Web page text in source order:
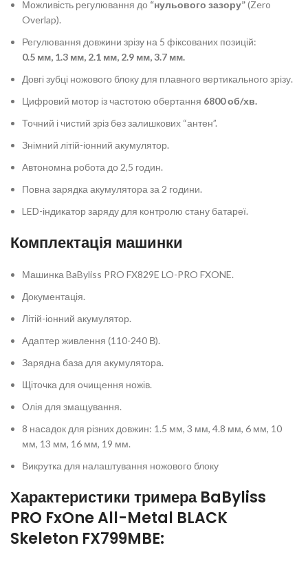
Можливість регулювання до “нульового зазору”(Zero
Overlap).
Регулювання довжини зрізу на 5 фіксованих позицій:
0.5 мм, 1.3 мм, 2.1 мм, 2.9 мм, 3.7 мм.
Довгі зубці ножового блоку для плавного вертикального зрізу.
Цифровий мотор із частотою обертання 6800 об/хв.
Точний і чистий зріз без залишкових “антен”.
Знімний літій-іонний акумулятор.
Автономна робота до 2,5 годин.
Повна зарядка акумулятора за 2 години.
LED-індикатор заряду для контролю стану батареї.
Комплектація машинки
Машинка BaByliss PRO FX829E LO-PRO FXONE.
Документація.
Літій-іонний акумулятор.
Адаптер живлення (110-240 В).
Зарядна база для акумулятора.
Щіточка для очищення ножів.
Олія для змащування.
8 насадок для різних довжин: 1.5 мм, 3 мм, 4.8 мм, 6 мм, 10
мм, 13 мм, 16 мм, 19 мм.
Викрутка для налаштування ножового блоку
Характеристики тримера BaByliss
PRO FxOne All-Metal BLACK
Skeleton FX799MBE: